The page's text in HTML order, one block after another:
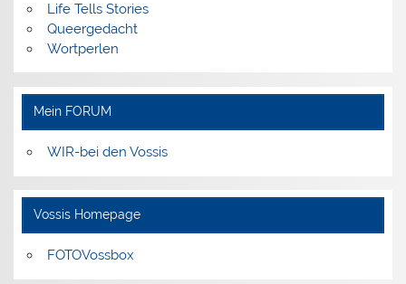
Life Tells Stories
Queergedacht
Wortperlen
Mein FORUM
WIR-bei den Vossis
Vossis Homepage
FOTOVossbox